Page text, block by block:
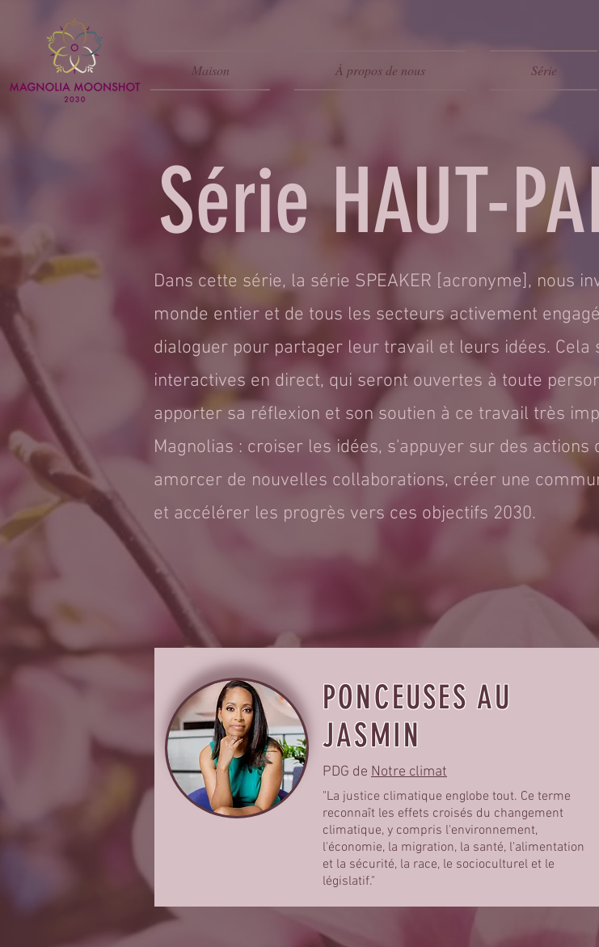
Maison À propos de nous Série
Série HAUT-
Dans cette série, la série SPEAKER [acronyme], nous
monde entier et de tous les secteurs activement
dialoguer pour partager leur travail et leurs idées. Cela
interactives en direct, qui seront ouvertes à toute
apporter sa réflexion et son soutien à ce travail très
Magnolias : croiser les idées, s'appuyer sur des
amorcer de nouvelles collaborations, créer une
et accélérer les progrès vers ces objectifs 2030.
PONCEUSES AU
JASMIN
PDG de Notre climat
"La justice climatique englobe tout. Ce terme
reconnaît les effets croisés du changement
climatique, y compris l'environnement,
l'économie, la migration, la santé, l'alimentation
et la sécurité, la race, le socioculturel et le
législatif."